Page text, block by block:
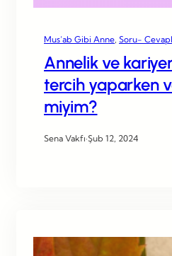
Mus’ab Gibi Anne Soru-
Annelik ve
tercih yaparken
miyim?
Sena Vakfı·Şub 12, 2024